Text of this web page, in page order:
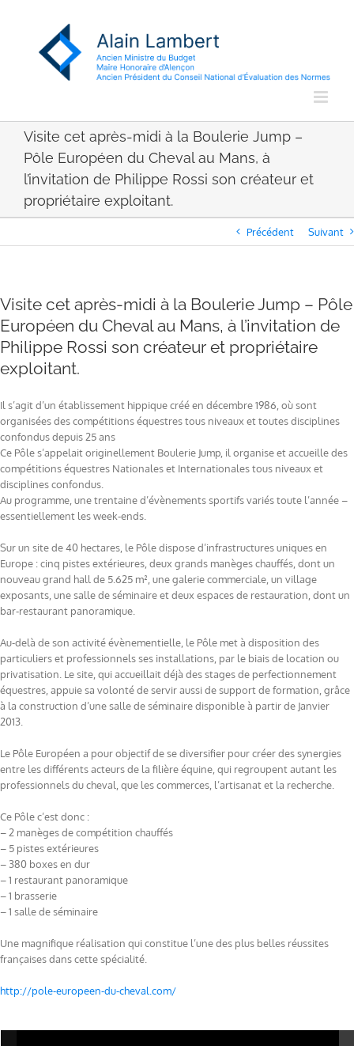
Visite cet après-midi à la Boulerie Jump –
Pôle Européen du Cheval au Mans, à
l’invitation de Philippe Rossi son créateur et
propriétaire exploitant.
Précédent Suivant
Visite cet après-midi à la Boulerie Jump – Pôle
Européen du Cheval au Mans, à l’invitation de
Philippe Rossi son créateur et propriétaire
exploitant.
Il s’agit d’un établissement hippique créé en décembre 1986, où sont
organisées des compétitions équestres tous niveaux et toutes disciplines
confondus depuis 25 ans
Ce Pôle s’appelait originellement Boulerie Jump, il organise et accueille des
compétitions équestres Nationales et Internationales tous niveaux et
disciplines confondus.
Au programme, une trentaine d’évènements sportifs variés toute l’année –
essentiellement les week-ends.
Sur un site de 40 hectares, le Pôle dispose d’infrastructures uniques en
Europe : cinq pistes extérieures, deux grands manèges chauffés, dont un
nouveau grand hall de 5.625 m², une galerie commerciale, un village
exposants, une salle de séminaire et deux espaces de restauration, dont un
bar-restaurant panoramique.
Au-delà de son activité évènementielle, le Pôle met à disposition des
particuliers et professionnels ses installations, par le biais de location ou
privatisation. Le site, qui accueillait déjà des stages de perfectionnement
équestres, appuie sa volonté de servir aussi de support de formation, grâce
à la construction d’une salle de séminaire disponible à partir de Janvier
2013.
Le Pôle Européen a pour objectif de se diversifier pour créer des synergies
entre les différents acteurs de la filière équine, qui regroupent autant les
professionnels du cheval, que les commerces, l’artisanat et la recherche.
Ce Pôle c’est donc :
– 2 manèges de compétition chauffés
– 5 pistes extérieures
– 380 boxes en dur
– 1 restaurant panoramique
– 1 brasserie
– 1 salle de séminaire
Une magnifique réalisation qui constitue l’une des plus belles réussites
françaises dans cette spécialité.
http://pole-europeen-du-cheval.com/